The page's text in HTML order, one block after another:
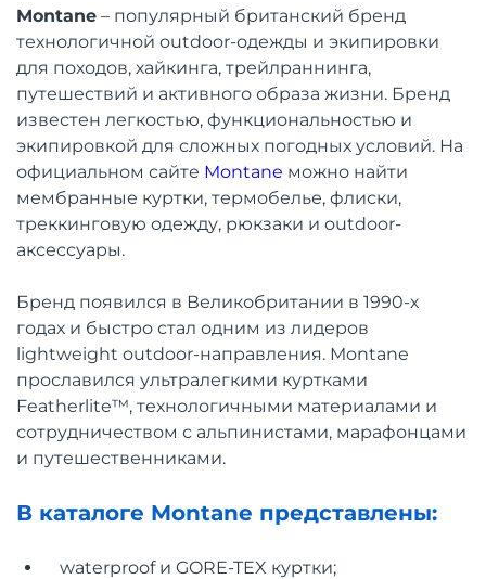
Montane – популярный британский бренд
технологичной outdoor-одежды и экипировки
для походов, хайкинга, трейлраннинга,
путешествий и активного образа жизни. Бренд
известен легкостью, функциональностью и
экипировкой для сложных погодных условий. На
официальном сайте Montane можно найти
мембранные куртки, термобелье, флиски,
треккинговую одежду, рюкзаки и outdoor-
аксессуары.
Бренд появился в Великобритании в 1990-х
годах и быстро стал одним из лидеров
lightweight outdoor-направления. Montane
прославился ультралегкими куртками
Featherlite™, технологичными материалами и
сотрудничеством с альпинистами, марафонцами
и путешественниками.
В каталоге Montane представлены:
waterproof и GORE-TEX куртки;